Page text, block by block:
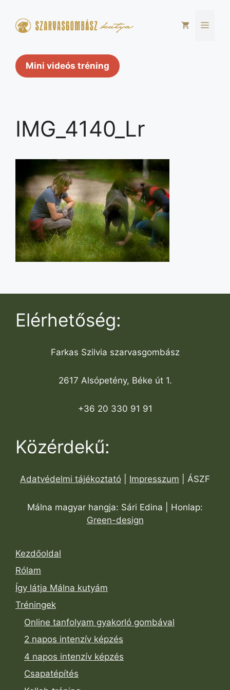
tartalomba
Mini videós tréning
IMG_4140_Lr
Elérhetőség:
Farkas Szilvia szarvasgombász
2617 Alsópetény, Béke út 1.
+36 20 330 91 91
Közérdekű:
Adatvédelmi tájékoztató Impresszum | ÁSZF
Málna magyar hangja: Sári Edina | Honlap:
Green-design
Kezdőoldal
Rólam
Így látja Málna kutyám
Tréningek
Online tanfolyam gyakorló gombával
2 napos intenzív képzés
4 napos intenzív képzés
Csapatépítés